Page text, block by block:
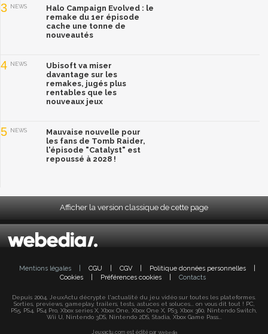
3 NEWS
Halo Campaign Evolved : le
remake du 1er épisode
cache une tonne de
nouveautés
4 NEWS
Ubisoft va miser
davantage sur les
remakes, jugés plus
rentables que les
nouveaux jeux
5 NEWS
Mauvaise nouvelle pour
les fans de Tomb Raider,
l'épisode "Catalyst" est
repoussé à 2028 !
Afficher la version classique de cette page
Mentions légales CGU CGV Politique données personnelles
Cookies
Préférences cookies Contacts
Depuis 2004, JeuxActu décrypte l'actualité du jeu vidéo sur toutes les plateformes.
Sorties, previews, gameplay, trailers, tests, astuces et soluces... on vous dit tout ! PC,
PS5, PS4, PS4 Pro, Xbox series X, Xbox One, Xbox One X, PS3, Xbox 360, Nintendo Switch,
Wii U, Nintendo 3DS, Nintendo 2DS, Stadia, Xbox Game Pass...
Jeuxactu.com est édité par Webedia